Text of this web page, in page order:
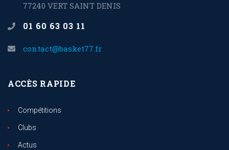
77240 VERT SAINT DENIS
01 60 63 03 11
contact@basket77.fr
ACCÈS RAPIDE
Compétitions
Clubs
Actus